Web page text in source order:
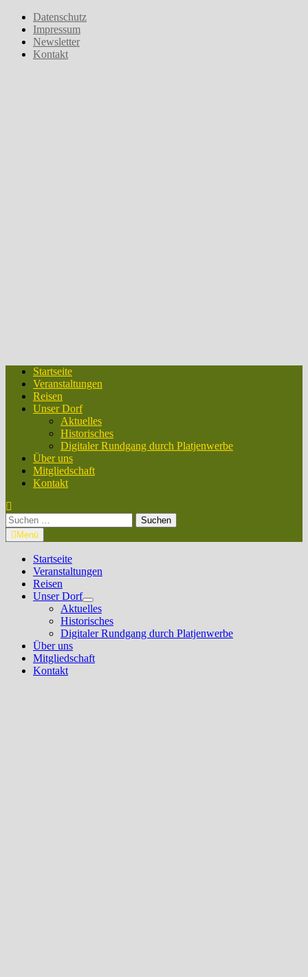
Zum
Inhalt
springen
Datenschutz
Impressum
Newsletter
Kontakt
Startseite
Veranstaltungen
Reisen
Unser Dorf
Aktuelles
Historisches
Digitaler Rundgang durch Platjenwerbe
Über uns
Mitgliedschaft
Kontakt
Suchen
nach:Menü
Startseite
Veranstaltungen
Reisen
Unser Dorf
Untermenü
anzeigen
Aktuelles
Historisches
Digitaler Rundgang durch Platjenwerbe
Über uns
Mitgliedschaft
Kontakt